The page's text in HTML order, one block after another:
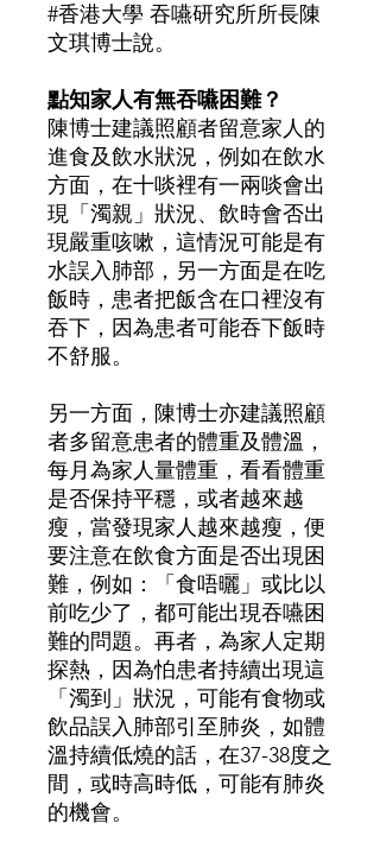
#香港大學 吞嚥研究所所長陳
文琪博士說。
點知家人有無吞嚥困難？
陳博士建議照顧者留意家人的
進食及飲水狀況，例如在飲水
方面，在十啖裡有一兩啖會出
現「濁親」狀況、飲時會否出
現嚴重咳嗽，這情況可能是有
水誤入肺部，另一方面是在吃
飯時，患者把飯含在口裡沒有
吞下，因為患者可能吞下飯時
不舒服。
另一方面，陳博士亦建議照顧
者多留意患者的體重及體溫，
每月為家人量體重，看看體重
是否保持平穩，或者越來越
瘦，當發現家人越來越瘦，便
要注意在飲食方面是否出現困
難，例如：「食唔曬」或比以
前吃少了，都可能出現吞嚥困
難的問題。再者，為家人定期
探熱，因為怕患者持續出現這
「濁到」狀況，可能有食物或
飲品誤入肺部引至肺炎，如體
溫持續低燒的話，在37-38度之
間，或時高時低，可能有肺炎
的機會。